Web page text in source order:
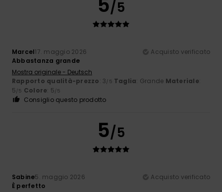
/5
Marcel17. maggio 2026
Acquisto verificato
Abbastanza grande
Mostra originale - Deutsch
Rapporto qualità-prezzo: 3/5 Taglia: Grande Materiale:
5/5 Colore: 5/5
Consiglio questo prodotto
5/5
Sabine5. maggio 2026
Acquisto verificato
È perfetto